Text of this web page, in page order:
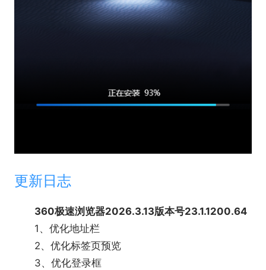
更新日志
360极速浏览器2026.3.13版本号23.1.1200.64
1、优化地址栏
2、优化标签页预览
3、优化登录框